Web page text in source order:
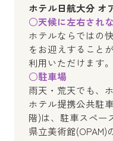
ホテル日航大分 オ
○天候に左右され
ホテルならではの
をお迎えすること
利用いただけます。
○駐車場
雨天・荒天でも、
ホテル提携公共駐
階)は、駐車スペー
県立美術館